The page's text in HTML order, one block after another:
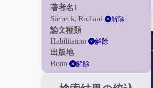
著者名1
Siebeck, Richard
解除
論文種類
Habilitation
解除
出版地
Bonn
解除